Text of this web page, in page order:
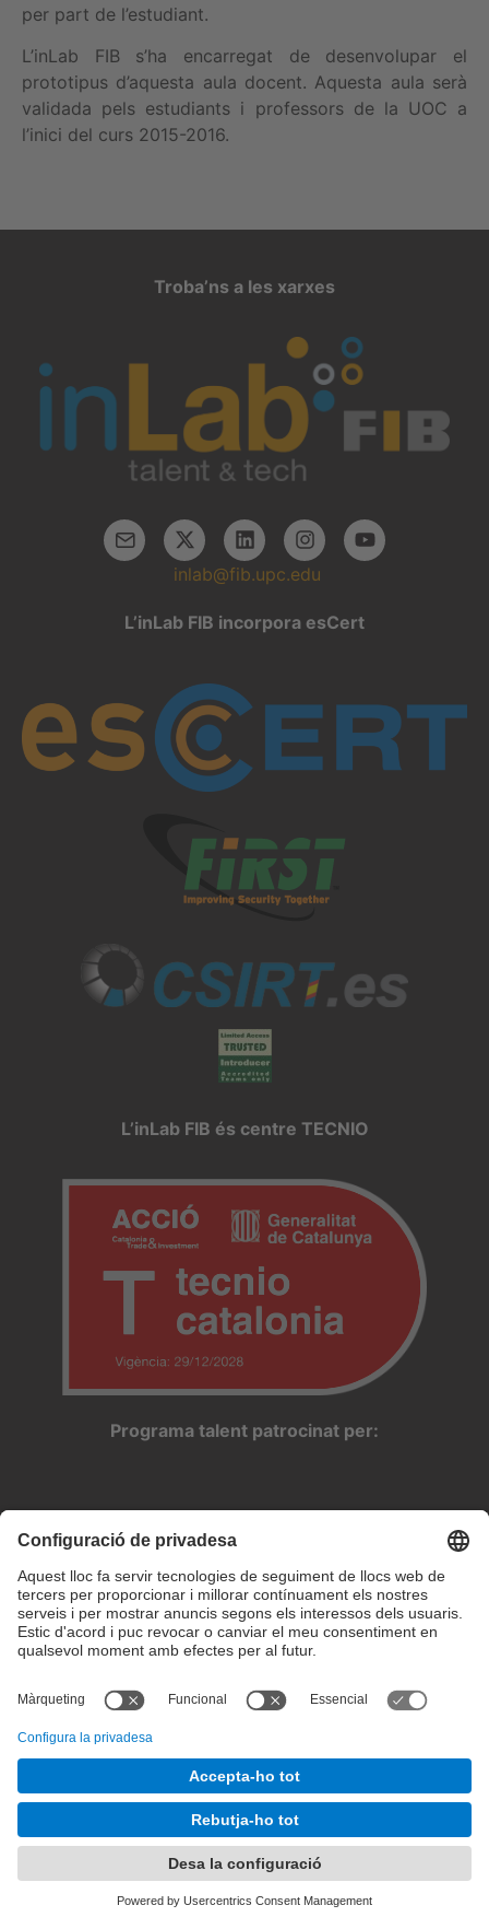
per part de l’estudiant.
L’inLab FIB s’ha encarregat de desenvolupar el
prototipus d’aquesta aula docent. Aquesta aula serà
validada pels estudiants i professors de la UOC a
l’inici del curs 2015-2016.
Troba’ns a les xarxes
inlab@fib.upc.edu
L’inLab FIB incorpora esCert
L’inLab FIB és centre TECNIO
Programa talent patrocinat per:
Configuració de privadesa
Condicions d’ús